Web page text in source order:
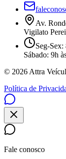
Av.
Vigilato
Seg-Sex:
Sábado: 9h
© 2026 Attra
Política de
Fale conosco